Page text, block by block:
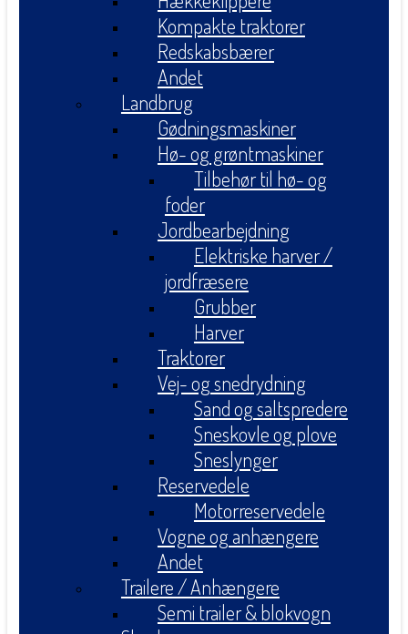
Kompakte traktorer
Redskabsbærer
Andet
Landbrug
Gødningsmaskiner
Hø- og grøntmaskiner
Tilbehør til hø- og
foder
Jordbearbejdning
Elektriske harver /
jordfræsere
Grubber
Harver
Traktorer
Vej- og snedrydning
Sand og saltspredere
Sneskovle og plove
Sneslynger
Reservedele
Motorreservedele
Vogne og anhængere
Andet
Trailere / Anhængere
Semi trailer & blokvogn